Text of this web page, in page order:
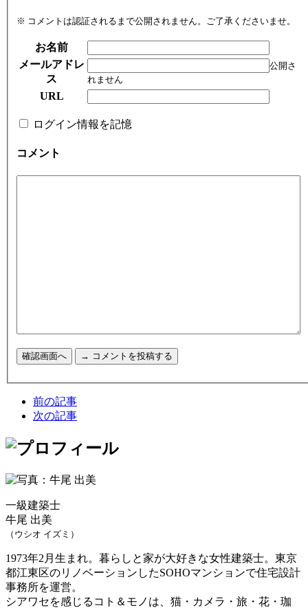
※ コメントは認証されるまで公開されません。ご了承くださいませ。
お名前
メールアドレ
ス
公開さ
れません
URL
ログイン情報を記憶
コメント
前の記事
次の記事
一級建築士
牛尾 出美
（ウシオ イズミ）
1973年2月生まれ。暮らしと家が大好きな女性建築士。東京
都江東区のリノベーションしたSOHOマンションで住宅設計
事務所を運営。
シアワセを感じるコト＆モノは、猫・カメラ・旅・花・珈